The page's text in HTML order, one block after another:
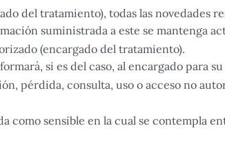
del tratamiento), todas las novedades
suministrada a este se mantenga
(encargado del tratamiento).
si es del caso, al encargado para
pérdida, consulta, uso o acceso no
como sensible en la cual se contempla